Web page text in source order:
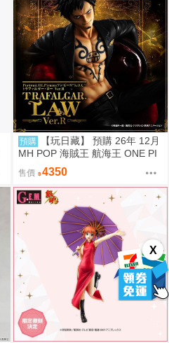
X
預購
【玩日藏】 預購 26年 12月
MH POP 海賊王 航海王 ONE PI
ECE S.O.C SOC 托拉法爾加 羅
Ver.R 代理版
售價 4350